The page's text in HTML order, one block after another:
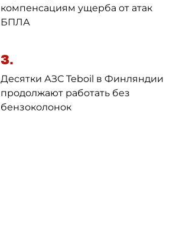
компенсациям ущерба от атак
БПЛА
3.
Десятки АЗС Teboil в Финляндии
продолжают работать без
бензоколонок